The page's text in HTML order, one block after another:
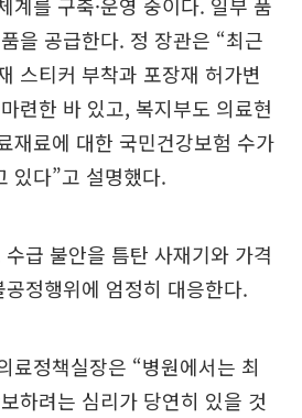
을 공급한다. 정 장관은 “최근
스티커 부착과 포장재 허가변
련한 바 있고, 복지부도 의료현
재료에 대한 국민건강보험 수가
있다”고 설명했다.
급 불안을 틈탄 사재기와 가격
정행위에 엄정히 대응한다.
료정책실장은 “병원에서는 최
하려는 심리가 당연히 있을 것